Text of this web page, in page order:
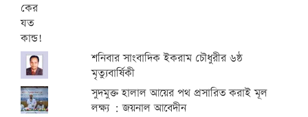
শনিবার সাংবাদিক ইকরাম চৌধুরীর ৬ষ্ঠ
মৃত্যুবার্ষিকী
সুদমুক্ত হালাল আয়ের পথ প্রসারিত করাই মূল
লক্ষ্য : জয়নাল আবেদীন